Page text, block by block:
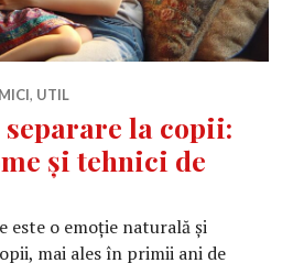
, UTIL
la copii:
și tehnici de
este o emoție naturală și
mai ales în primii ani de